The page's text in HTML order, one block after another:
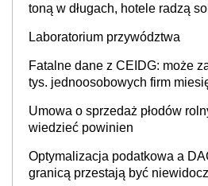
toną w długach, hotele radzą
Laboratorium przywództwa
Fatalne dane z CEIDG: może
tys. jednoosobowych firm
Umowa o sprzedaż płodów
wiedzieć powinien
Optymalizacja podatkowa a
granicą przestają być